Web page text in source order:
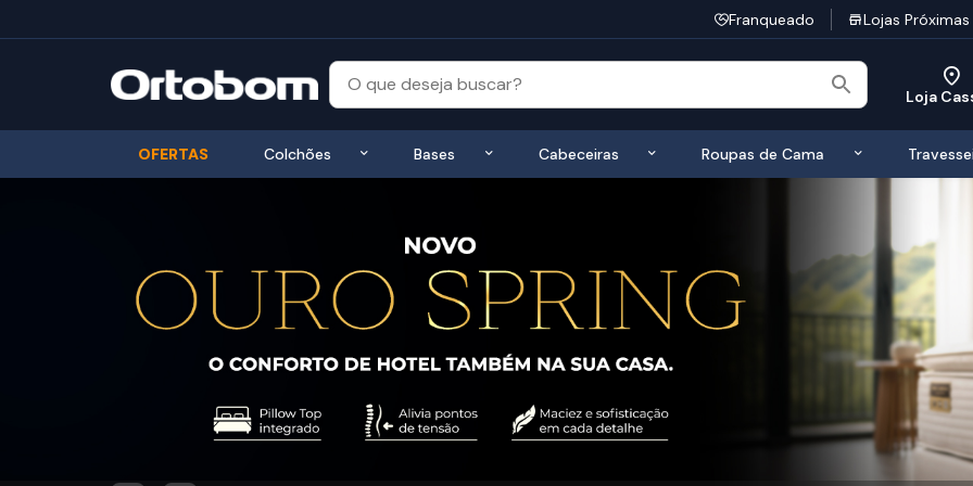
Franqueado Lojas Próximas
Loja
OFERTAS Colchões Exibir submenu de Colchões
Bases Exibir submenu de Bases
Cabeceiras Exibir submenu de Cabeceiras
Roupas de Cama Exibir